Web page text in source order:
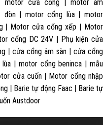
cửa cổng | motor âm
| motor cổng lùa | motor
| Motor cửa cổng xếp | Motor
cổng DC 24V | Phụ kiện cửa
| cửa cổng âm sàn | cửa cổng
| motor cổng beninca | mẫu
cửa cuốn | Motor cổng nhập
| Barie tự động Faac | Barie tự
Austdoor